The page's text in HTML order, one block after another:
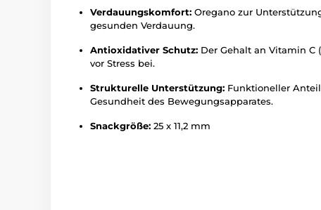
Verdauungskomfort: Oregano zur
gesunden Verdauung.
Antioxidativer Schutz: Der Gehalt an Vitamin C
vor Stress bei.
Strukturelle Unterstützung: Funktioneller
Gesundheit des Bewegungsapparates.
Snackgröße: 25 x 11,2 mm